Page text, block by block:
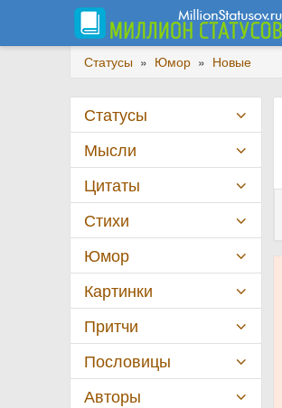
Статусы » Юмор » Новые
Статусы
Мысли
Цитаты
Стихи
Юмор
Картинки
Притчи
Пословицы
Авторы